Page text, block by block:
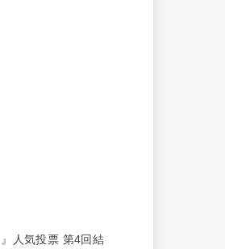
』人気投票 第4回結